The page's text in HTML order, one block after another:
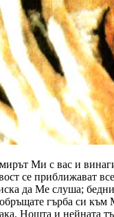
Ми с вас и
се приближават
да Ме слуша;
гърба си към
Нощта и нейната